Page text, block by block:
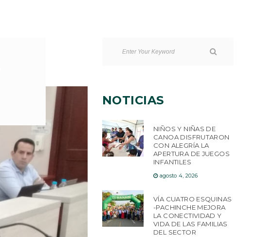
NOTICIAS
NIÑOS Y NIÑAS DE
CANOA DISFRUTARON
CON ALEGRÍA LA
APERTURA DE JUEGOS
INFANTILES
agosto 4, 2026
VÍA CUATRO ESQUINAS
-PACHINCHE MEJORA
LA CONECTIVIDAD Y
VIDA DE LAS FAMILIAS
DEL SECTOR